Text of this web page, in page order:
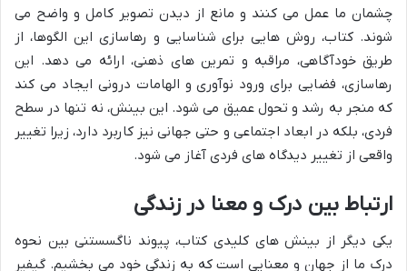
چشمان ما عمل می کنند و مانع از دیدن تصویر کامل و واضح می
شوند. کتاب، روش هایی برای شناسایی و رهاسازی این الگوها، از
طریق خودآگاهی، مراقبه و تمرین های ذهنی، ارائه می دهد. این
رهاسازی، فضایی برای ورود نوآوری و الهامات درونی ایجاد می کند
که منجر به رشد و تحول عمیق می شود. این بینش، نه تنها در سطح
فردی، بلکه در ابعاد اجتماعی و حتی جهانی نیز کاربرد دارد، زیرا تغییر
واقعی از تغییر دیدگاه های فردی آغاز می شود.
ارتباط بین درک و معنا در زندگی
یکی دیگر از بینش های کلیدی کتاب، پیوند ناگسستنی بین نحوه
درک ما از جهان و معنایی است که به زندگی خود می بخشیم. گیفیر